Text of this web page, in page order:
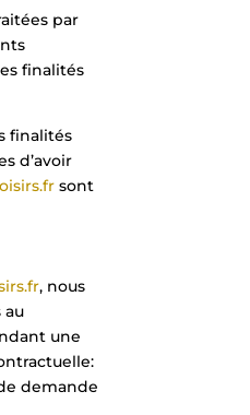
par
finalités
finalités
d’avoir
sont
, nous
au
une
demande